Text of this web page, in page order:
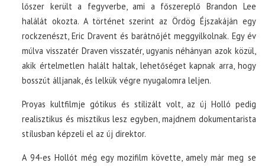
lőszer került a fegyverbe, ami a főszereplő Brandon Lee
halálát okozta. A történet szerint az Ördög Éjszakáján egy
rockzenészt, Eric Dravent és barátnőjét meggyilkolnak. Egy év
múlva visszatér Draven visszatér, ugyanis néhányan azok közül,
akik értelmetlen halált haltak, lehetőséget kapnak arra, hogy
bosszút álljanak, és lelkük végre nyugalomra leljen.
Proyas kultfilmje gótikus és stilizált volt, az új Holló pedig
realisztikus és misztikus lesz egyben, majdnem dokumentarista
stílusban képzeli el az új direktor.
A 94-es Hollót még egy mozifilm követte, amely már meg se